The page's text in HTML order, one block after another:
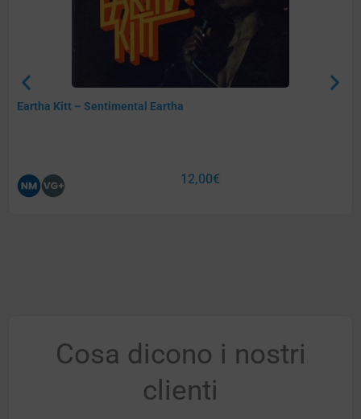
Eartha Kitt – Sentimental Eartha
12,00€
Cosa dicono i nostri
clienti